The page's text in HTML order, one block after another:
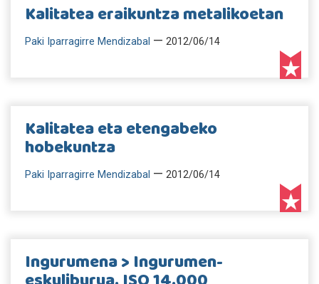
Kalitatea eraikuntza metalikoetan
Paki Iparragirre Mendizabal — 2012/06/14
Kalitatea eta etengabeko
hobekuntza
Paki Iparragirre Mendizabal — 2012/06/14
Ingurumena > Ingurumen-